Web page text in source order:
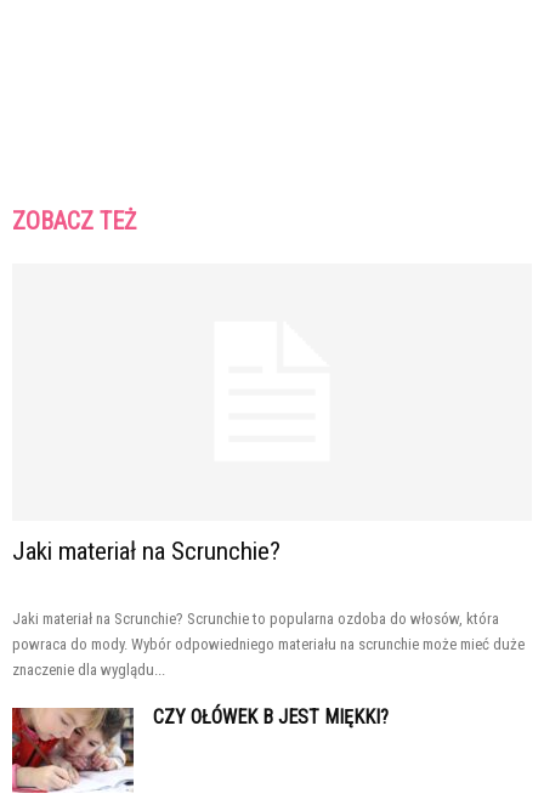
ZOBACZ TEŻ
Jaki materiał na Scrunchie?
Jaki materiał na Scrunchie? Scrunchie to popularna ozdoba do włosów, która
powraca do mody. Wybór odpowiedniego materiału na scrunchie może mieć duże
znaczenie dla wyglądu...
CZY OŁÓWEK B JEST MIĘKKI?